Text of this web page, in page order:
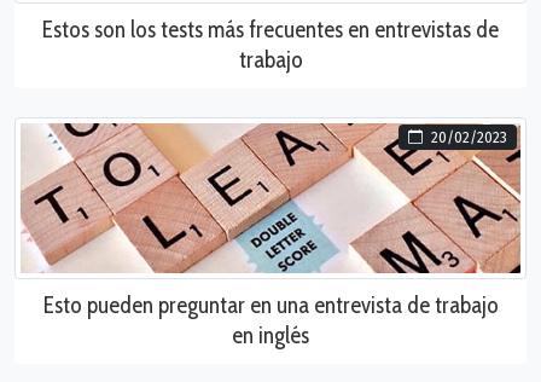
Estos son los tests más frecuentes en entrevistas de
trabajo
20/02/2023
Esto pueden preguntar en una entrevista de trabajo
en inglés